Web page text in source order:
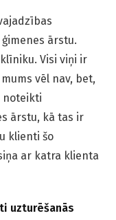
ārstu.
Visi viņi ir
vēl nav, bet,
noteikti
ārstu, kā tas ir
klienti šo
ar katra klienta
uzturēšanās